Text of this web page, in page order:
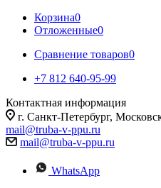
Корзина0
Отложенные0
Сравнение товаров0
+7 812 640-95-99
Контактная информация
г. Санкт-Петербург,
mail@truba-v-ppu.ru
mail@truba-v-ppu.ru
WhatsApp